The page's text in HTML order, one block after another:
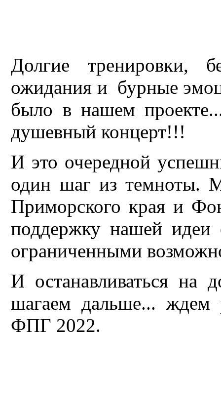
Долгие тренировки,
ожидания и бурные
было в нашем
душевный концерт!!!
И это очередной
один шаг из темноты.
Приморского края и
поддержку нашей идеи
ограниченными
И останавливаться на
шагаем дальше... ждем
ФПГ 2022.